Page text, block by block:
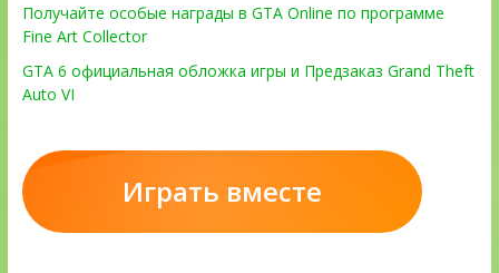
Получайте особые награды в GTA Online по программе
Fine Art Collector
GTA 6 официальная обложка игры и Предзаказ Grand Theft
Auto VI
Играть вместе